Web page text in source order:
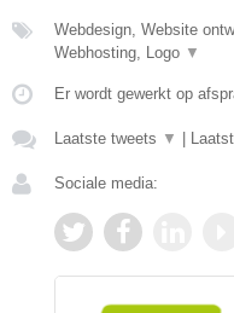
Webdesign, Website
Webhosting, Logo ▼
Er wordt gewerkt op
Laatste tweets ▼
Sociale media: